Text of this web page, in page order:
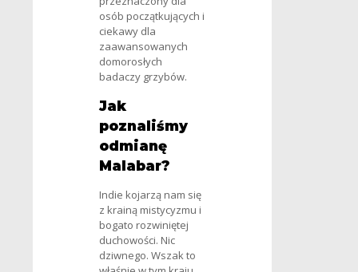
osób początkujących i
ciekawy dla
zaawansowanych
domorosłych
badaczy grzybów.
Jak
poznaliśmy
odmianę
Malabar?
Indie kojarzą nam się
z krainą mistycyzmu i
bogato rozwiniętej
duchowości. Nic
dziwnego. Wszak to